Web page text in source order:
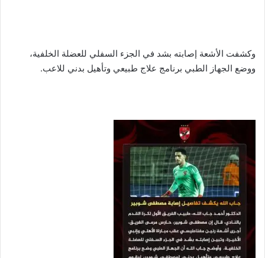
وكشفت الأشعة إصابته بشد في الجزء السفلي للعضلة الخلفية،
ووضع الجهاز الطبي برنامج علاج طبيعي وتأهيل بدني للاعب.